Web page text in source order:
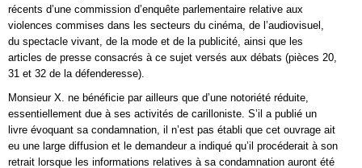
récents d’une commission d’enquête parlementaire relative aux
violences commises dans les secteurs du cinéma, de l’audiovisuel,
du spectacle vivant, de la mode et de la publicité, ainsi que les
articles de presse consacrés à ce sujet versés aux débats (pièces 20,
31 et 32 de la défenderesse).
Monsieur X. ne bénéficie par ailleurs que d’une notoriété réduite,
essentiellement due à ses activités de carilloniste. S’il a publié un
livre évoquant sa condamnation, il n’est pas établi que cet ouvrage ait
eu une large diffusion et le demandeur a indiqué qu’il procéderait à son
retrait lorsque les informations relatives à sa condamnation auront été